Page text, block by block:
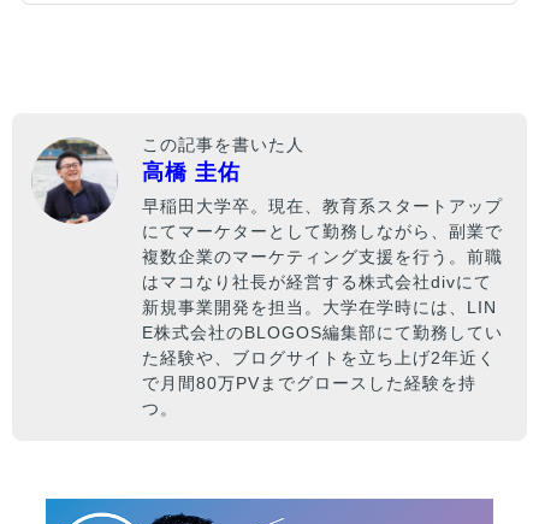
この記事を書いた人
高橋 圭佑
早稲田大学卒。現在、教育系スタートアップ
にてマーケターとして勤務しながら、副業で
複数企業のマーケティング支援を行う。前職
はマコなり社長が経営する株式会社divにて
新規事業開発を担当。大学在学時には、LIN
E株式会社のBLOGOS編集部にて勤務してい
た経験や、ブログサイトを立ち上げ2年近く
で月間80万PVまでグロースした経験を持
つ。